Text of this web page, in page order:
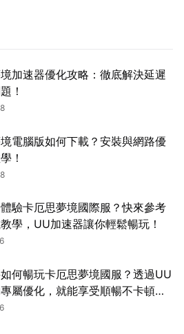
加速器優化攻略：徹底解決延遲
！
電腦版如何下載？安裝與網路優
！
驗卡厄思夢境國際服？快來參考
學，UU加速器讓你輕鬆暢玩！
何暢玩卡厄思夢境國服？透過UU
屬優化，就能享受順暢不卡頓的